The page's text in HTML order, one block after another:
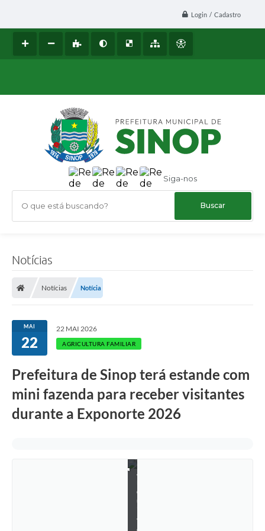
Login / Cadastro
Siga-nos
O que está buscando?
Notícias
Notícias Notícia
MAI
22
22 MAI 2026
AGRICULTURA FAMILIAR
Prefeitura de Sinop terá estande com
mini fazenda para receber visitantes
durante a Exponorte 2026
A
q
u
v
o